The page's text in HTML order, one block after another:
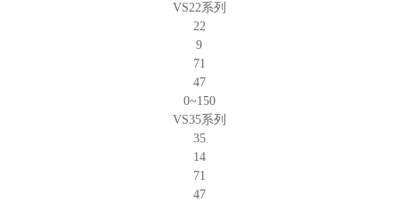
VS22系列
22
9
71
47
0~150
VS35系列
35
14
71
47